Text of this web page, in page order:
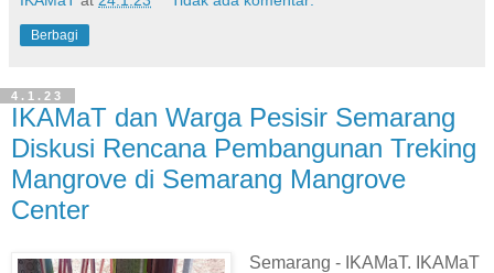
Berbagi
4.1.23
IKAMaT dan Warga Pesisir Semarang
Diskusi Rencana Pembangunan Treking
Mangrove di Semarang Mangrove
Center
Semarang - IKAMaT. IKAMaT